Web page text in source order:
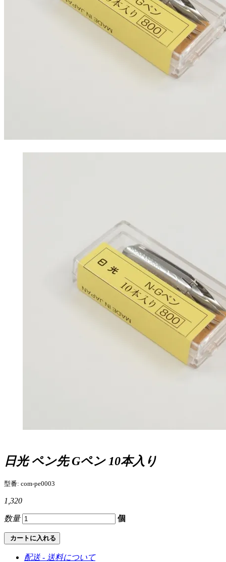
日光 ペン先 Gペン 10本入り
型番: com-pe0003
1,320
数量 個
カートに入れる
配送 - 送料について